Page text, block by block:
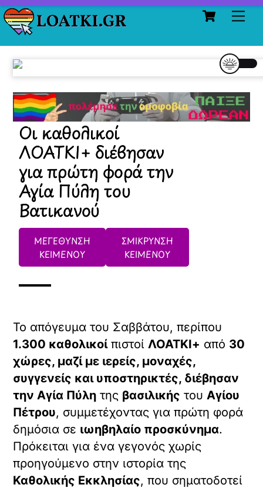
Skip
to
content
Cart
Οι καθολικοί
ΛΟΑΤΚΙ+ διέβησαν
για πρώτη φορά την
Αγία Πύλη του
Βατικανού
ΜΕΓΕΘΥΝΣΗ
ΚΕΙΜΕΝΟΥ
ΣΜΙΚΡΥΝΣΗ
ΚΕΙΜΕΝΟΥ
Το απόγευμα του Σαββάτου, περίπου
1.300 καθολικοίπιστοί ΛΟΑΤΚΙ+ από 30
χώρες, μαζί με ιερείς, μοναχές,
συγγενείς και υποστηρικτές, διέβησαν
την Αγία Πύλη της βασιλικής του Αγίου
Πέτρου, συμμετέχοντας για πρώτη φορά
δημόσια σε ιωηβηλαίο προσκύνημα.
Πρόκειται για ένα γεγονός χωρίς
προηγούμενο στην ιστορία της
Καθολικής Εκκλησίας, που σηματοδοτεί